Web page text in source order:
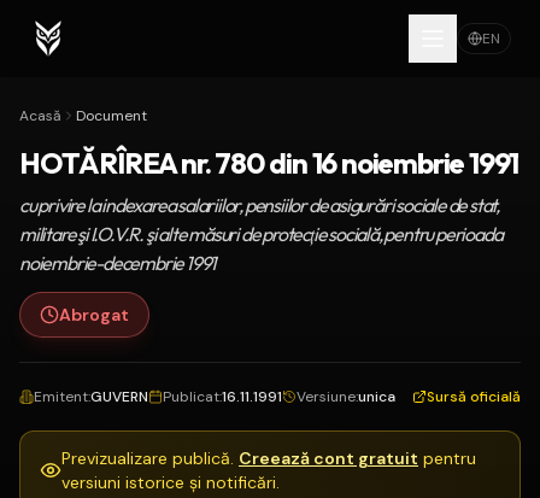
EN
Acasă Document
HOTĂRÎREA nr. 780 din 16 noiembrie 1991
cu privire la indexarea salariilor, pensiilor de asigurări sociale de stat,
militare şi I.O.V.R. şi alte măsuri de protecţie socială, pentru perioada
noiembrie-decembrie 1991
Abrogat
Emitent:GUVERN Publicat:16.11.1991 Versiune:unica Sursă oficială
Previzualizare publică. Creează cont gratuit pentru
versiuni istorice și notificări.